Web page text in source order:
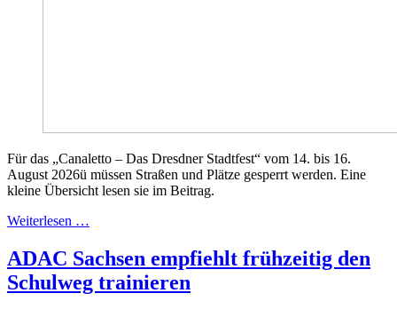
Für das „Canaletto – Das Dresdner Stadtfest“ vom 14. bis 16.
August 2026ü müssen Straßen und Plätze gesperrt werden. Eine
kleine Übersicht lesen sie im Beitrag.
Weiterlesen …
ADAC Sachsen empfiehlt frühzeitig den
Schulweg trainieren